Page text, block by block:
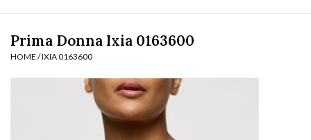
Slip
Body
Prima Donna Ixia 0163600
HOME /IXIA 0163600